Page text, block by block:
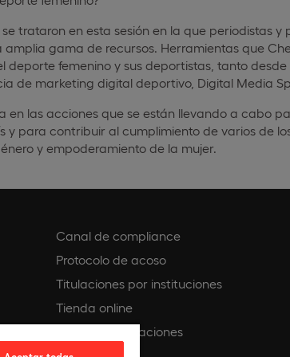
trataron en esta sesión en la que periodistas y
gama de recursos. Herramientas que
femenino y sus deportistas, tanto desde
de marketing digital deportivo, Digital Media
en las acciones que se están llevando a cabo
y para contribuir al cumplimiento de varios de
y empoderamiento de la mujer.
Canal de compliance
Protocolo de acoso
Titulaciones por instituciones
Tienda online
Buscando Vocaciones